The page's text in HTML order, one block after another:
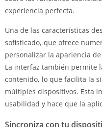
experiencia perfecta.
Una de las características
sofisticado, que ofrece
personalizar la apariencia
La interfaz también permite
contenido, lo que facilita la
múltiples dispositivos. Esta
usabilidad y hace que la
Sincroniza con tu